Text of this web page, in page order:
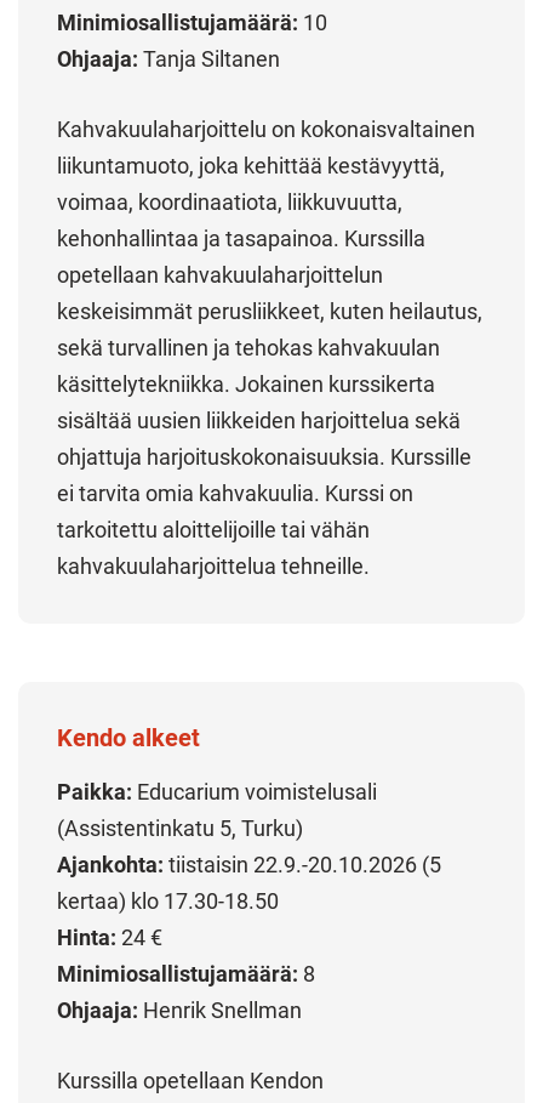
Minimiosallistujamäärä: 10
Ohjaaja: Tanja Siltanen
Kahvakuulaharjoittelu on kokonaisvaltainen
liikuntamuoto, joka kehittää kestävyyttä,
voimaa, koordinaatiota, liikkuvuutta,
kehonhallintaa ja tasapainoa. Kurssilla
opetellaan kahvakuulaharjoittelun
keskeisimmät perusliikkeet, kuten heilautus,
sekä turvallinen ja tehokas kahvakuulan
käsittelytekniikka. Jokainen kurssikerta
sisältää uusien liikkeiden harjoittelua sekä
ohjattuja harjoituskokonaisuuksia. Kurssille
ei tarvita omia kahvakuulia. Kurssi on
tarkoitettu aloittelijoille tai vähän
kahvakuulaharjoittelua tehneille.
Kendo alkeet
Paikka: Educarium voimistelusali
(Assistentinkatu 5, Turku)
Ajankohta: tiistaisin 22.9.-20.10.2026 (5
kertaa) klo 17.30-18.50
Hinta: 24 €
Minimiosallistujamäärä: 8
Ohjaaja: Henrik Snellman
Kurssilla opetellaan Kendon